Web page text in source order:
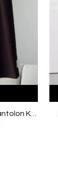
A Pileli Palazzo Poliviskon Pantolon Kahve